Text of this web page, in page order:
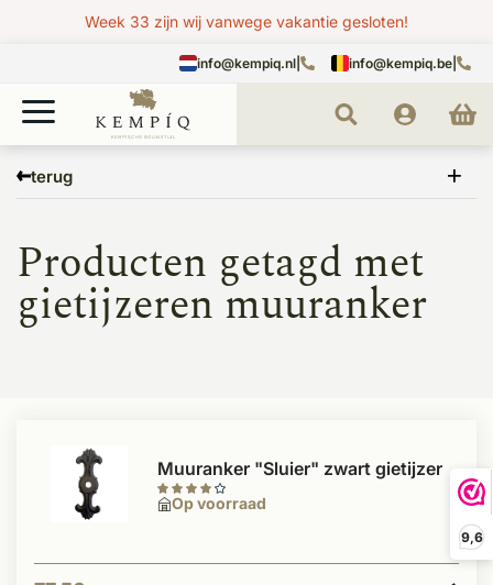
9,6
Week 33 zijn wij vanwege vakantie gesloten!
info@kempiq.nl info@kempiq.be
terug
gietijzeren muuranker
Producten getagd met
gietijzeren muuranker
Op voorraad
Muuranker "Sluier" zwart gietijzer